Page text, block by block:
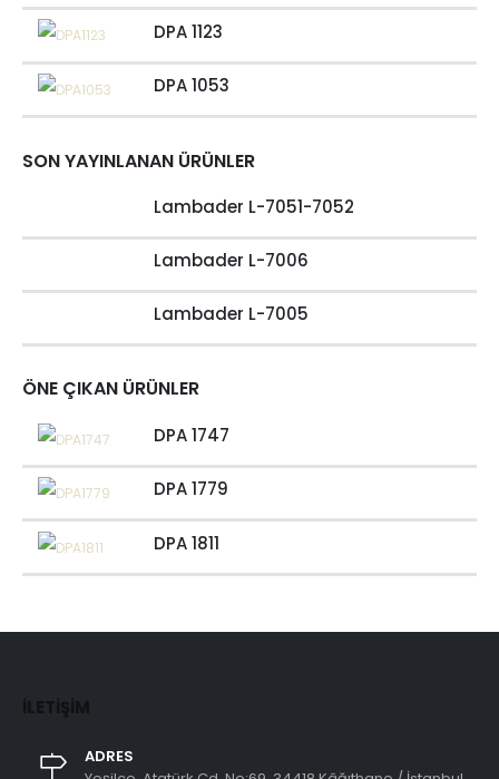
DPA 1123
DPA 1053
SON YAYINLANAN ÜRÜNLER
Lambader L-7051-7052
Lambader L-7006
Lambader L-7005
ÖNE ÇIKAN ÜRÜNLER
DPA 1747
DPA 1779
DPA 1811
İLETIŞIM
ADRES